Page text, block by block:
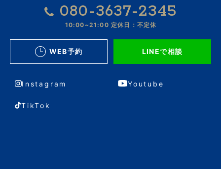
080-3637-2345
10:00~21:00 定休日：不定休
WEB予約 LINEで相談
Instagram Youtube
TikTok